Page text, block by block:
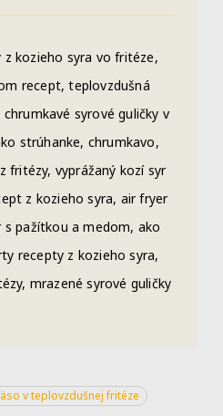
z kozieho syra vo fritéze,
recept, teplovzdušná
syrové guličky v
strúhanke, chrumkavo,
fritézy, vyprážaný kozí syr
z kozieho syra, air fryer
s pažítkou a medom, ako
recepty z kozieho syra,
mrazené syrové guličky
v teplovzdušnej fritéze